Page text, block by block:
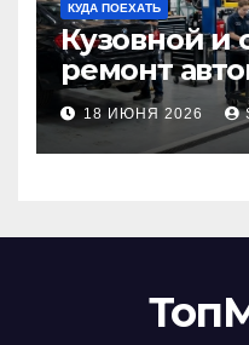
КУДА ПОЕХАТЬ
Кузовной и
ремонт
наличие
запчастей
и сроки
18 ИЮНЯ 2026